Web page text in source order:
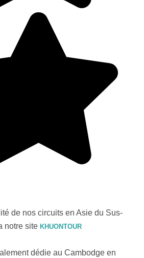
de nos circuits en Asie du Sus-
notre site KHUONTOUR
dédie au Cambodge en